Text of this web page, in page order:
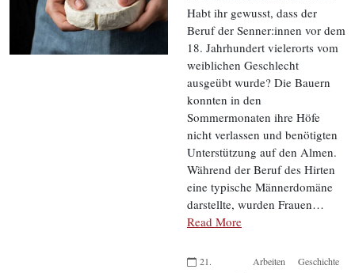
Habt ihr gewusst, dass der
Beruf der Senner:innen vor dem
18. Jahrhundert vielerorts vom
weiblichen Geschlecht
ausgeübt wurde? Die Bauern
konnten in den
Sommermonaten ihre Höfe
nicht verlassen und benötigten
Unterstützung auf den Almen.
Während der Beruf des Hirten
eine typische Männerdomäne
darstellte, wurden Frauen…
Read More
21.
Arbeiten
Geschichte